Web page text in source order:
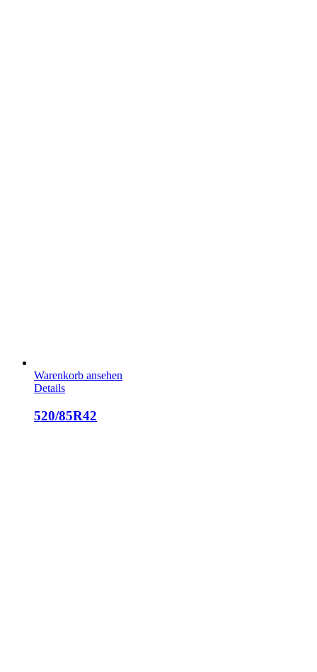
Warenkorb ansehen
Details
520/85R42